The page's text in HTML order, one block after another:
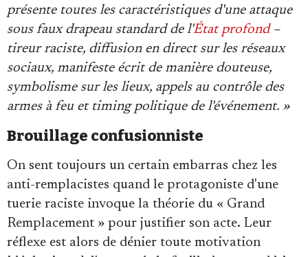
présente toutes les caractéristiques d'une attaque
sous faux drapeau standard de l'État profond–
tireur raciste, diffusion en direct sur les réseaux
sociaux, manifeste écrit de manière douteuse,
symbolisme sur les lieux, appels au contrôle des
armes à feu et timing politique de l'événement. »
Brouillage confusionniste
On sent toujours un certain embarras chez les
anti-remplacistes quand le protagoniste d'une
tuerie raciste invoque la théorie du « Grand
Remplacement » pour justifier son acte. Leur
réflexe est alors de dénier toute motivation